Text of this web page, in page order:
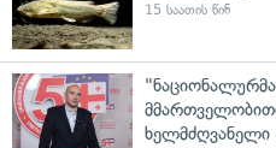
15 საათის წინ